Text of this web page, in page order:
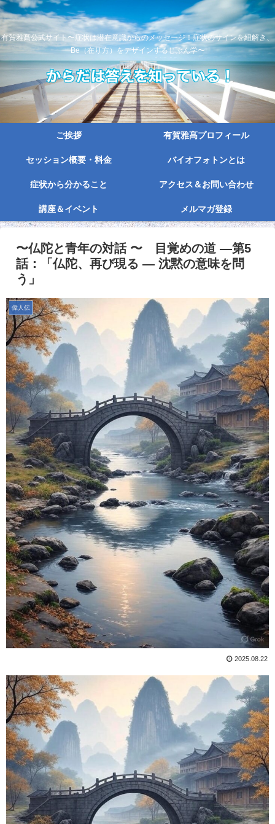
有賀雅髙公式サイト〜症状は潜在意識からのメッセージ！症状のサインを紐解き、
Be（在り方）をデザインするじぶん学〜
ご挨拶 有賀雅髙プロフィール
セッション概要・料金 バイオフォトンとは
症状から分かること アクセス＆お問い合わせ
講座＆イベント メルマガ登録
〜仏陀と青年の対話 〜 目覚めの道 ―第5
話：「仏陀、再び現る ― 沈黙の意味を問
う」
偉人伝
2025.08.22